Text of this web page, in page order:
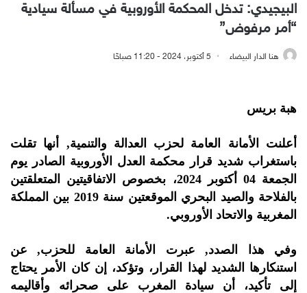
البيجيدي: تدخل المحكمة الأوروبية في مسألة سيادية
“أمر مرفوض”
هنا الدار البيضاء 5 أكتوبر، 2024 - 11:20 صباحًا
هبة بريس
أعلنت الأمانة العامة لحزب العدالة والتنمية, أنها تقلت
باستغراب شديد قرار محكمة العدل الأوروبية الصادر يوم
الجمعة 04 أكتوبر 2024، بخصوص الاتفاقيتين المتعلقتين
بالفلاحة والصيد البحري الموقعتين سنة 2019 بين المملكة
المغربية والاتحاد الأوروبي.
وفي هذا الصدد, عبرت الأمانة العامة للحزب, عن
استنكارها الشديد لهذا القرار، وتؤكد، إن كان الأمر يحتاج
إلى تأكيد، أن سيادة المغرب على صحرائه وأقاليمه